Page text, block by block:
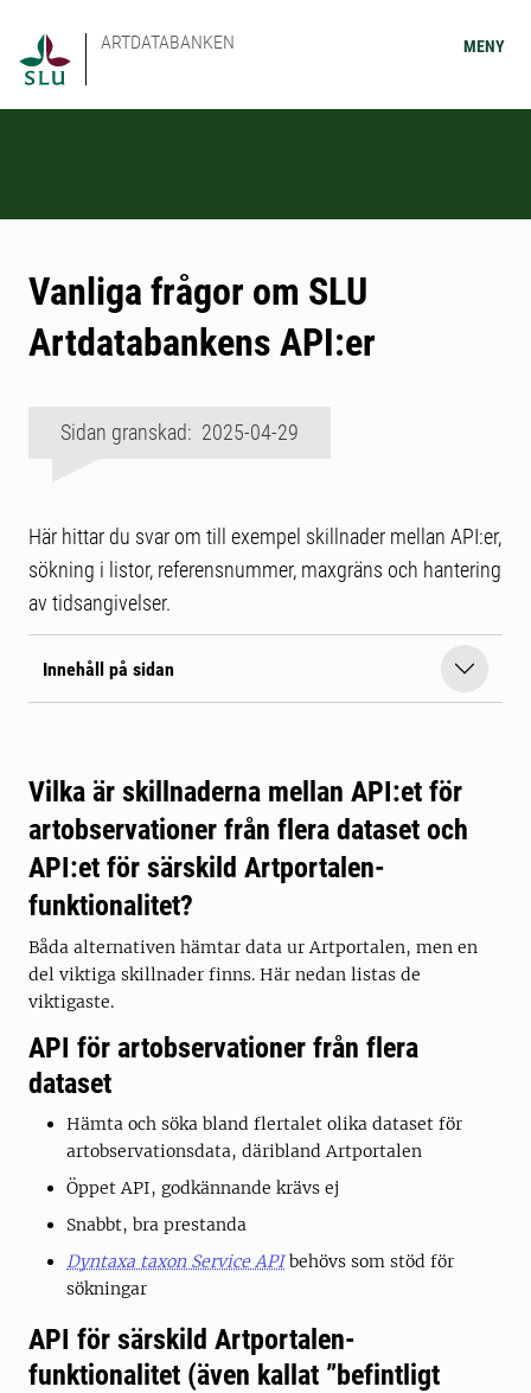
ARTDATABANKEN MENY
Vanliga frågor om SLU
Artdatabankens API:er
Sidan granskad: 2025-04-29
Här hittar du svar om till exempel skillnader mellan API:er,
sökning i listor, referensnummer, maxgräns och hantering
av tidsangivelser.
Innehåll på sidan
Vilka är skillnaderna mellan API:et för
artobservationer från flera dataset och
API:et för särskild Artportalen-
funktionalitet?
Båda alternativen hämtar data ur Artportalen, men en
del viktiga skillnader finns. Här nedan listas de
viktigaste.
API för artobservationer från flera
dataset
Hämta och söka bland flertalet olika dataset för
artobservationsdata, däribland Artportalen
Öppet API, godkännande krävs ej
Snabbt, bra prestanda
Dyntaxa taxon Service APIbehövs som stöd för
sökningar
API för särskild Artportalen-
funktionalitet (även kallat ”befintligt